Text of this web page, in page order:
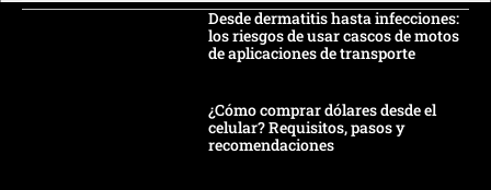
Desde dermatitis hasta infecciones:
los riesgos de usar cascos de motos
de aplicaciones de transporte
¿Cómo comprar dólares desde el
celular? Requisitos, pasos y
recomendaciones